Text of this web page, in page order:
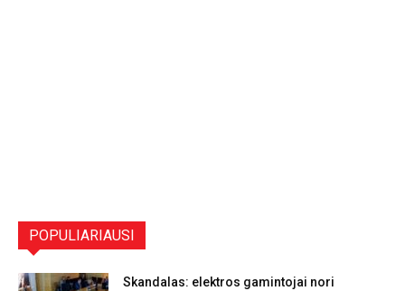
POPULIARIAUSI
Skandalas: elektros gamintojai nori